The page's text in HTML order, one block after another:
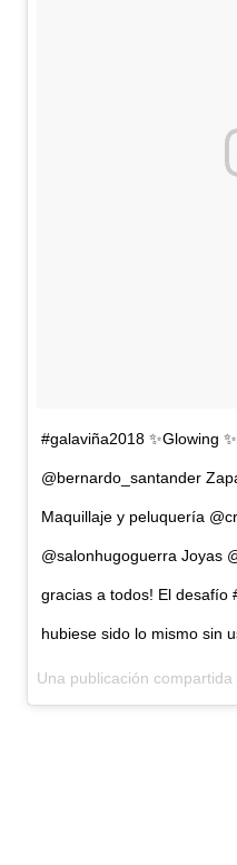
#galaviña2018 ✨Glowing
@bernardo_santander
Maquillaje y peluquería
@salonhugoguerra Joyas
gracias a todos! El desafío
hubiese sido lo mismo sin
Una publicación compartida